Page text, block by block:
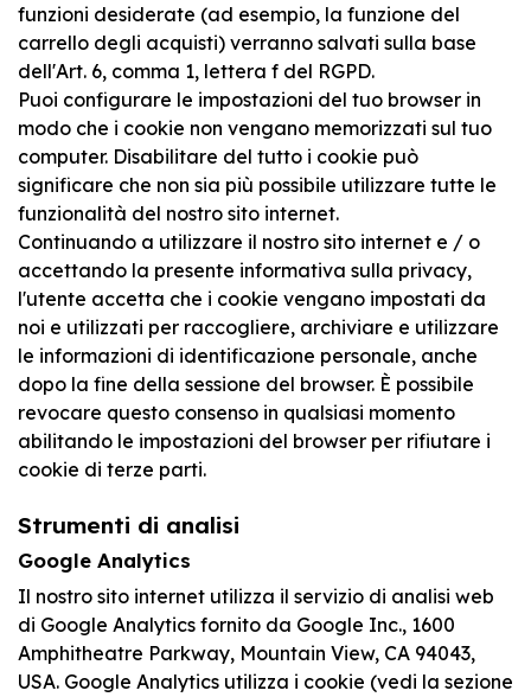
funzioni desiderate (ad esempio, la funzione del
carrello degli acquisti) verranno salvati sulla base
dell'Art. 6, comma 1, lettera f del RGPD.
Puoi configurare le impostazioni del tuo browser in
modo che i cookie non vengano memorizzati sul tuo
computer. Disabilitare del tutto i cookie può
significare che non sia più possibile utilizzare tutte le
funzionalità del nostro sito internet.
Continuando a utilizzare il nostro sito internet e / o
accettando la presente informativa sulla privacy,
l'utente accetta che i cookie vengano impostati da
noi e utilizzati per raccogliere, archiviare e utilizzare
le informazioni di identificazione personale, anche
dopo la fine della sessione del browser. È possibile
revocare questo consenso in qualsiasi momento
abilitando le impostazioni del browser per rifiutare i
cookie di terze parti.
Strumenti di analisi
Google Analytics
Il nostro sito internet utilizza il servizio di analisi web
di Google Analytics fornito da Google Inc., 1600
Amphitheatre Parkway, Mountain View, CA 94043,
USA. Google Analytics utilizza i cookie (vedi la sezione